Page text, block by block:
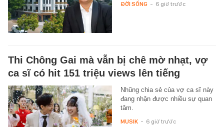
ĐỜI SỐNG - 6 giờ trước
Thi Chông Gai mà vẫn bị chê mờ nhạt, vợ
ca sĩ có hit 151 triệu views lên tiếng
Nhũng chia sẻ của vợ ca sĩ này
đang nhận được nhiều sự quan
tâm.
MUSIK - 6 giờ trước